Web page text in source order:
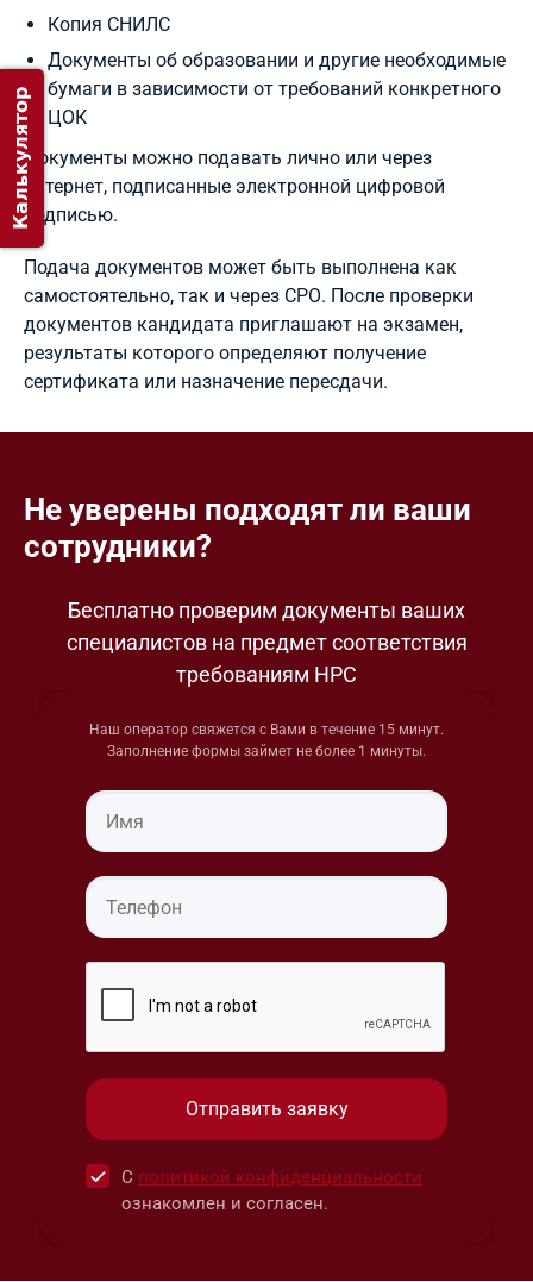
Копия СНИЛС
Документы об образовании и другие необходимые
бумаги в зависимости от требований конкретного
ЦОК
Документы можно подавать лично или через
интернет, подписанные электронной цифровой
подписью.
Подача документов может быть выполнена как
самостоятельно, так и через СРО. После проверки
документов кандидата приглашают на экзамен,
результаты которого определяют получение
сертификата или назначение пересдачи.
Не уверены подходят ли ваши
сотрудники?
Бесплатно проверим документы ваших
специалистов на предмет соответствия
требованиям НРС
Наш оператор свяжется с Вами в течение 15 минут.
Заполнение формы займет не более 1 минуты.
С политикой конфиденциальности
ознакомлен и согласен.
Калькулятор